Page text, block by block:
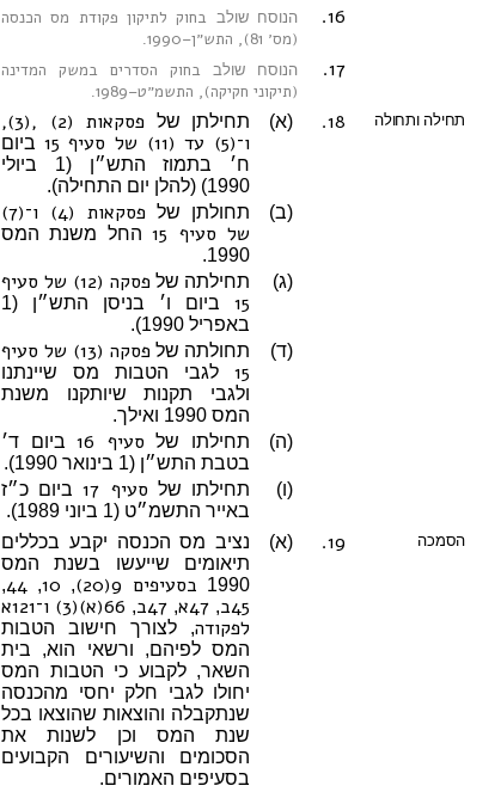
16. הנוסח שולב בחוק לתיקון פקודת מס הכנסה
(מס׳ 81), התש״ן–1990
17. הנוסח שולב בחוק הסדרים במשק המדינה
(תיקוני חקיקה), התשמ״ט–1989
18. תחילה ותחולה (א) תחילתן של
פסקאות (2) ,(3),
ו־(5) עד (11) של סעיף 15
ביום
ח׳ בתמוז התש״ן (1 ביולי
1990) (להלן יום התחילה).
(ב)
תחולתן של
פסקאות (4) ו־(7)
של סעיף 15
החל משנת המס
1990.
(ג)
תחילתה של
פסקה (12) של סעיף
15
ביום ו׳ בניסן התש״ן (1
באפריל 1990).
(ד)
תחולתה של
פסקה (13) של סעיף
15 לגבי הטבות מס שיינתנו
ולגבי תקנות שיותקנו משנת
המס 1990 ואילך.
(ה)
תחילתו של סעיף 16
ביום ד׳
בטבת התש״ן (1 בינואר 1990).
(ו)
תחילתו של סעיף 17
ביום כ״ז
באייר התשמ״ט (1 ביוני 1989).
19. הסמכה (א)
נציב מס הכנסה יקבע בכללים
תיאומים שייעשו בשנת המס
1990 בסעיפים 9(20) ,
10
,
44
,
45ב , 47א , 47ב , 66(א)(3)
ו־121א
לפקודה, לצורך חישוב הטבות
המס לפיהם, ורשאי הוא, בית
השאר, לקבוע כי הטבות המס
יחולו לגבי חלק יחסי מהכנסה
שנתקבלה והוצאות שהוצאו בכל
שנת המס וכן לשנות את
הסכומים והשיעורים הקבועים
בסעיפים האמורים.